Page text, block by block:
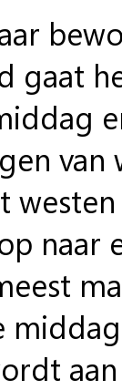
gaat
naar